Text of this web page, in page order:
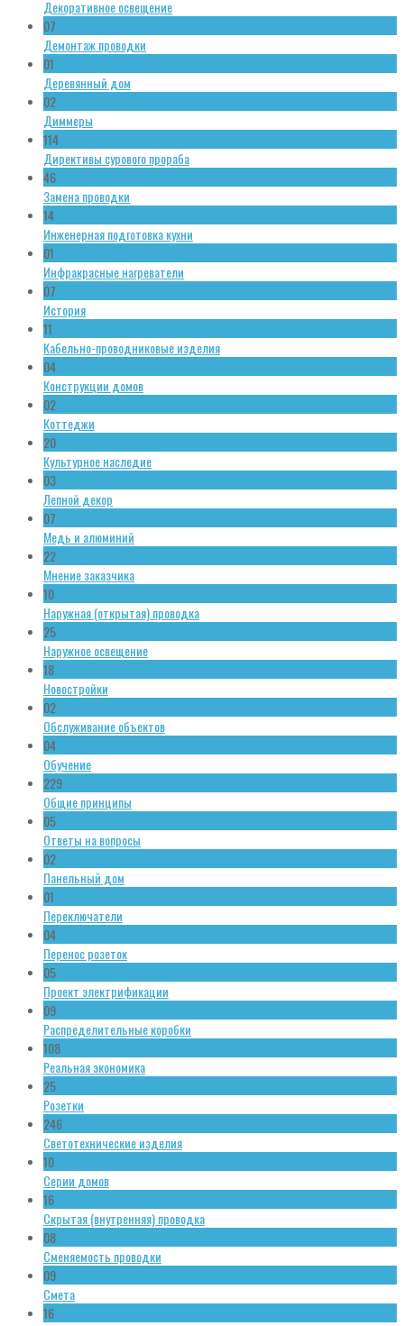
Декоративное освещение
07
Демонтаж проводки
01
Деревянный дом
02
Диммеры
114
Директивы сурового прораба
46
Замена проводки
14
Инженерная подготовка кухни
01
Инфракрасные нагреватели
07
История
11
Кабельно-проводниковые изделия
04
Конструкции домов
02
Коттеджи
20
Культурное наследие
03
Лепной декор
07
Медь и алюминий
22
Мнение заказчика
10
Наружная (открытая) проводка
25
Наружное освещение
18
Новостройки
02
Обслуживание объектов
04
Обучение
229
Общие принципы
05
Ответы на вопросы
02
Панельный дом
01
Переключатели
04
Перенос розеток
05
Проект электрификации
09
Распределительные коробки
108
Реальная экономика
25
Розетки
246
Светотехнические изделия
10
Серии домов
16
Скрытая (внутренняя) проводка
08
Сменяемость проводки
09
Смета
16